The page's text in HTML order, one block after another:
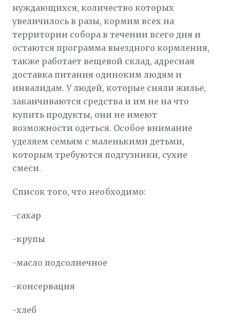
нуждающихся, количество которых
увеличилось в разы, кормим всех на
территории собора в течении всего дня и
остаются программа выездного кормления,
также работает вещевой склад, адресная
доставка питания одиноким людям и
инвалидам. У людей, которые сняли жилье,
заканчиваются средства и им не на что
купить продукты, они не имеют
возможности одеться. Особое внимание
уделяем семьям с маленькими детьми,
которым требуются подгузники, сухие
смеси.
Список того, что необходимо:
-сахар
-крупы
-масло подсолнечное
-консервация
-хлеб